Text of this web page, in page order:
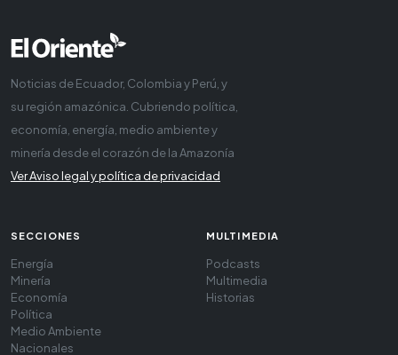
Noticias de Ecuador, Colombia y Perú, y
su región amazónica. Cubriendo política,
economía, energía, medio ambiente y
minería desde el corazón de la Amazonía
Ver Aviso legal y política de privacidad
SECCIONES
Energía
Minería
Economía
Política
Medio Ambiente
Nacionales
MULTIMEDIA
Podcasts
Multimedia
Historias